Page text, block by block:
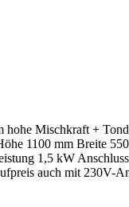
Mischkraft +
1100 mm Breite
1,5 kW
auch mit 230V-